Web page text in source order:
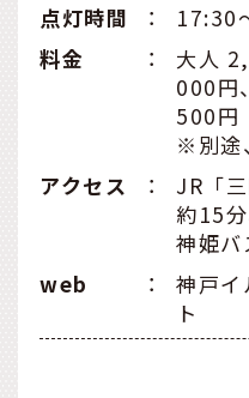
点灯時間
：
17:30
料金
：
大人
000円
500円
※別途
アクセス
：
JR「
約15
神姫
web
：
神戸イ
ト